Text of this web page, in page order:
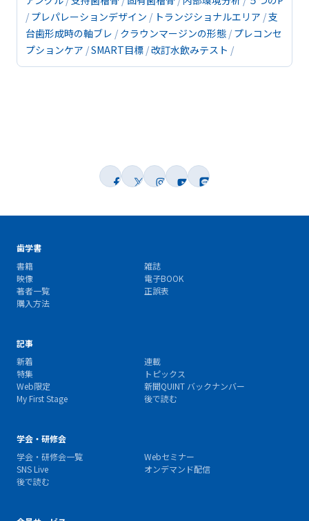
プレパレーションデザイン
トランジショナルエリア 支
台歯形成時の軸ブレ
クラウンマージンの形態 プレコンセ
プションケア SMART目標 改訂水飲みテスト
歯学書
書籍
雑誌
映像
電子BOOK
著者一覧
正誤表
購入方法
記事
新着
連載
特集
トピックス
Web限定
新聞QUINT バックナンバー
My First Stage
後で読む
学会・研修会
学会・研修会一覧
Webセミナー
SNS Live
オンデマンド配信
後で読む